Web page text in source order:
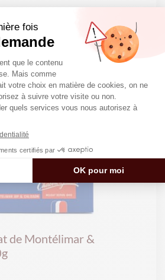
€ 123.75€/kg
de Montélimar &